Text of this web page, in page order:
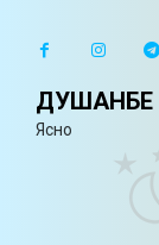
ДУШАНБЕ
Ясно